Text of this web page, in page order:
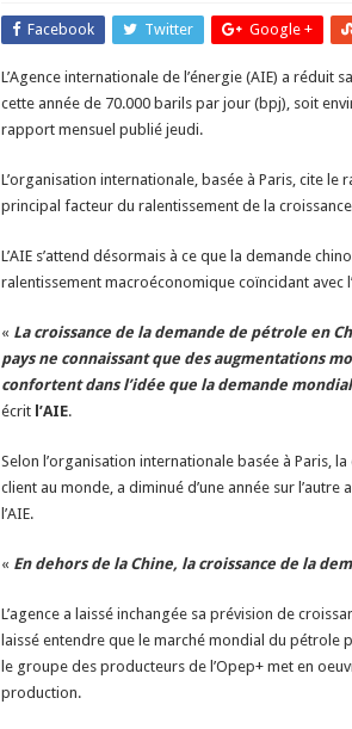
Facebook Twitter Google +
L’Agence internationale de l’énergie (AIE) a
cette année de 70.000 barils par jour (bpj), soit
rapport mensuel publié jeudi.
L’organisation internationale, basée à Paris, cite
principal facteur du ralentissement de la
L’AIE s’attend désormais à ce que la demande
ralentissement macroéconomique coïncidant avec
« La croissance de la demande de pétrole en
pays ne connaissant que des augmentations
confortent dans l’idée que la demande
écrit l’AIE.
Selon l’organisation internationale basée à Paris,
client au monde, a diminué d’une année sur
l’AIE.
« En dehors de la Chine, la croissance de la
L’agence a laissé inchangée sa prévision de
laissé entendre que le marché mondial du pétrole
le groupe des producteurs de l’Opep+ met en
production.